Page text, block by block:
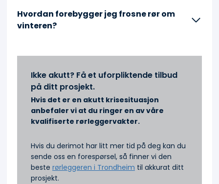
Hvordan forebygger jeg frosne rør om
vinteren?
Ikke akutt? Få et uforpliktende tilbud
på ditt prosjekt.
Hvis det er en akutt krisesituasjon
anbefaler vi at du ringer en av våre
kvalifiserte rørleggervakter.
Hvis du derimot har litt mer tid på deg kan du
sende oss en forespørsel, så finner vi den
beste rørleggeren i Trondheim til akkurat ditt
prosjekt.